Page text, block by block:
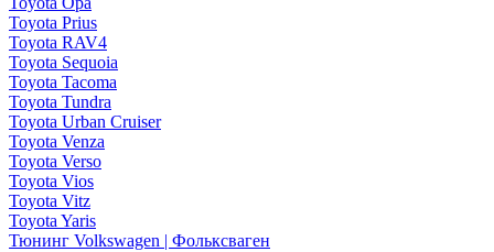
Toyota Prius
Toyota RAV4
Toyota Sequoia
Toyota Tacoma
Toyota Tundra
Toyota Urban Cruiser
Toyota Venza
Toyota Verso
Toyota Vios
Toyota Vitz
Toyota Yaris
Тюнинг Volkswagen | Фольксваген